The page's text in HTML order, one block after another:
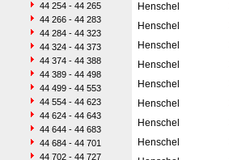
44 254 - 44 265
44 266 - 44 283
44 284 - 44 323
44 324 - 44 373
44 374 - 44 388
44 389 - 44 498
44 499 - 44 553
44 554 - 44 623
44 624 - 44 643
44 644 - 44 683
44 684 - 44 701
44 702 - 44 727
Henschel
Henschel
Henschel
Henschel
Henschel
Henschel
Henschel
Henschel